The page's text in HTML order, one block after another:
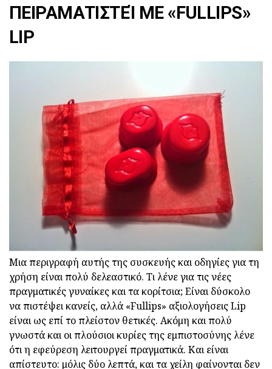
ΠΕΙΡΑΜΑΤΙΣΤΕΊ ΜΕ «FULLIPS»
LIP
Μια περιγραφή αυτής της συσκευής και οδηγίες για τη
χρήση είναι πολύ δελεαστικό. Τι λένε για τις νέες
πραγματικές γυναίκες και τα κορίτσια; Είναι δύσκολο
να πιστέψει κανείς, αλλά «Fullips» αξιολογήσεις Lip
είναι ως επί το πλείστον θετικές. Ακόμη και πολύ
γνωστά και οι πλούσιοι κυρίες της εμπιστοσύνης λένε
ότι η εφεύρεση λειτουργεί πραγματικά. Και είναι
απίστευτο: μόλις δύο λεπτά, και τα χείλη φαίνονται δεν